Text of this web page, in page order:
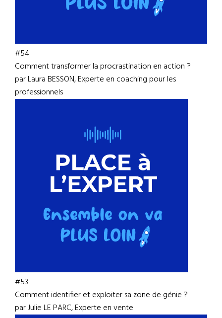
#54
Comment transformer la procrastination en action ?
par Laura BESSON, Experte en coaching pour les
professionnels
#53
Comment identifier et exploiter sa zone de génie ?
par Julie LE PARC, Experte en vente